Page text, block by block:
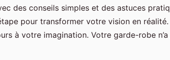
des conseils simples et des astuces
pour transformer votre vision en réalité.
à votre imagination. Votre garde-robe